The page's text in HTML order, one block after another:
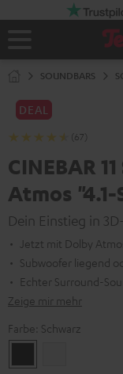
SOUNDBARS
DEAL
(67)
CINEBAR
Atmos "4.1-
Dein Einstieg in
Jetzt mit Dolby
Subwoofer liegend
Echter Surround-
Zeige mir mehr
Farbe: Schwarz